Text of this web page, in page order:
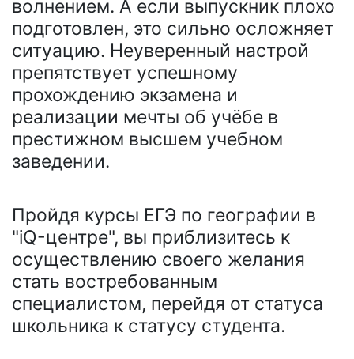
волнением. А если выпускник плохо
подготовлен, это сильно осложняет
ситуацию. Неуверенный настрой
препятствует успешному
прохождению экзамена и
реализации мечты об учёбе в
престижном высшем учебном
заведении.
Пройдя курсы ЕГЭ по географии в
"iQ-центре", вы приблизитесь к
осуществлению своего желания
стать востребованным
специалистом, перейдя от статуса
школьника к статусу студента.